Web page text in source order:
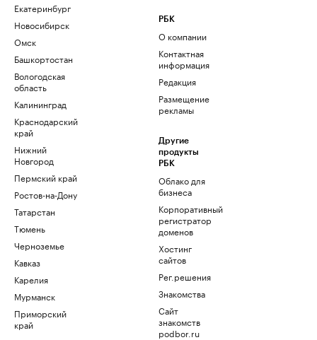
Екатеринбург
Новосибирск
Омск
Башкортостан
Вологодская
область
Калининград
Краснодарский
край
Нижний
Новгород
Пермский край
Ростов-на-Дону
Татарстан
Тюмень
Черноземье
Кавказ
Карелия
Мурманск
Приморский
край
РБК
О компании
Контактная
информация
Редакция
Размещение
рекламы
Другие
продукты
РБК
Облако для
бизнеса
Корпоративный
регистратор
доменов
Хостинг
сайтов
Рег.решения
Знакомства
Сайт
знакомств
podbor.ru